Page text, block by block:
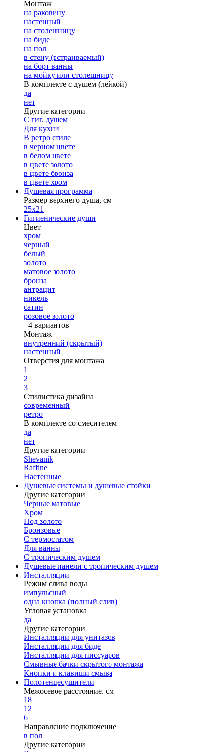
Монтаж
на раковину
настенный
на столешницу
на биде
на пол
в стену (встраиваемый)
на борт ванны
на мойку или столешницу
В комплекте с душем (лейкой)
да
нет
Другие категории
С гиг. душем
Для кухни
В ретро стиле
в черном цвете
в белом цвете
в цвете золото
в цвете бронза
в цвете хром
Душевая программа
Размер верхнего душа, см
25х21
Гигиенические души
Цвет
хром
черный
белый
золото
матовое золото
бронза
антрацит
никель
сатин
розовое золото
+4 вариантов
Монтаж
внутренний (скрытый)
настенный
Отверстия для монтажа
1
2
3
Стилистика дизайна
современный
ретро
В комплекте со смесителем
да
нет
Другие категории
Shevanik
Raffine
Настенные
Душевые системы и душевые стойки
Другие категории
Черные матовые
Хром
Под золото
Бронзовые
С термостатом
Для ванны
С тропическим душем
Душевые панели с тропическим душем
Инсталляции
Режим слива воды
импульсный
одна кнопка (полный слив)
Угловая установка
да
Другие категории
Инсталляции для унитазов
Инсталляции для биде
Инсталляции для писсуаров
Смывные бачки скрытого монтажа
Кнопки и клавиши смыва
Полотенцесушители
Межосевое расстояние, см
18
12
6
Направление подключение
в пол
Другие категории